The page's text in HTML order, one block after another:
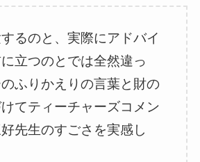
るのと、実際にアドバイ
立つのとでは全然違っ
ふりかえりの言葉と財の
てティーチャーズコメン
先生のすごさを実感し